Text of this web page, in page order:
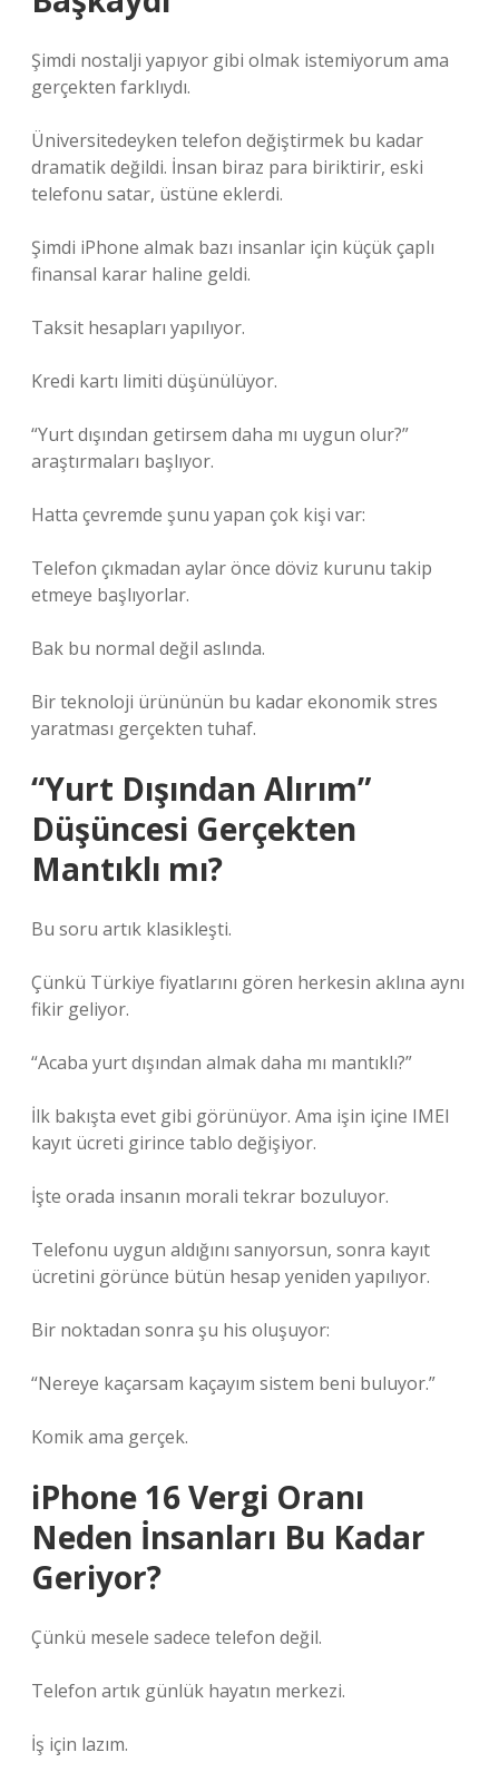
Şimdi nostalji yapıyor gibi olmak istemiyorum ama
gerçekten farklıydı.
Üniversitedeyken telefon değiştirmek bu kadar
dramatik değildi. İnsan biraz para biriktirir, eski
telefonu satar, üstüne eklerdi.
Şimdi iPhone almak bazı insanlar için küçük çaplı
finansal karar haline geldi.
Taksit hesapları yapılıyor.
Kredi kartı limiti düşünülüyor.
“Yurt dışından getirsem daha mı uygun olur?”
araştırmaları başlıyor.
Hatta çevremde şunu yapan çok kişi var:
Telefon çıkmadan aylar önce döviz kurunu takip
etmeye başlıyorlar.
Bak bu normal değil aslında.
Bir teknoloji ürününün bu kadar ekonomik stres
yaratması gerçekten tuhaf.
“Yurt Dışından Alırım”
Düşüncesi Gerçekten
Mantıklı mı?
Bu soru artık klasikleşti.
Çünkü Türkiye fiyatlarını gören herkesin aklına aynı
fikir geliyor.
“Acaba yurt dışından almak daha mı mantıklı?”
İlk bakışta evet gibi görünüyor. Ama işin içine IMEI
kayıt ücreti girince tablo değişiyor.
İşte orada insanın morali tekrar bozuluyor.
Telefonu uygun aldığını sanıyorsun, sonra kayıt
ücretini görünce bütün hesap yeniden yapılıyor.
Bir noktadan sonra şu his oluşuyor:
“Nereye kaçarsam kaçayım sistem beni buluyor.”
Komik ama gerçek.
iPhone 16 Vergi Oranı
Neden İnsanları Bu Kadar
Geriyor?
Çünkü mesele sadece telefon değil.
Telefon artık günlük hayatın merkezi.
İş için lazım.